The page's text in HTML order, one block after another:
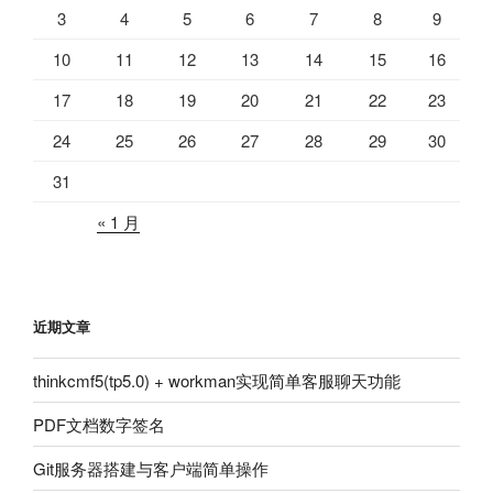
3 4 5 6 7 8
9
10
11 12 13 14 15
16
17
18 19 20 21 22
23
24
25 26 27 28 29
30
31
« 1 月
近期文章
thinkcmf5(tp5.0) + workman实现简单客服聊天功能
PDF文档数字签名
Git服务器搭建与客户端简单操作